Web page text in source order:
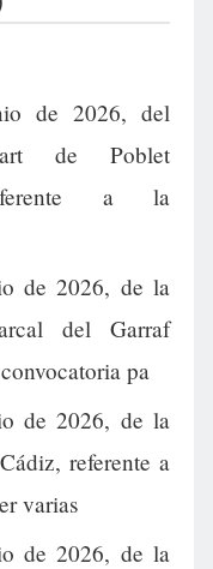
de 2026, del
de Poblet
a la
de 2026, de la
del Garraf
pa
de 2026, de la
referente a
varias
de 2026, de la